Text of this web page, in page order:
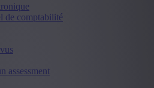
de comptabilité
assessment